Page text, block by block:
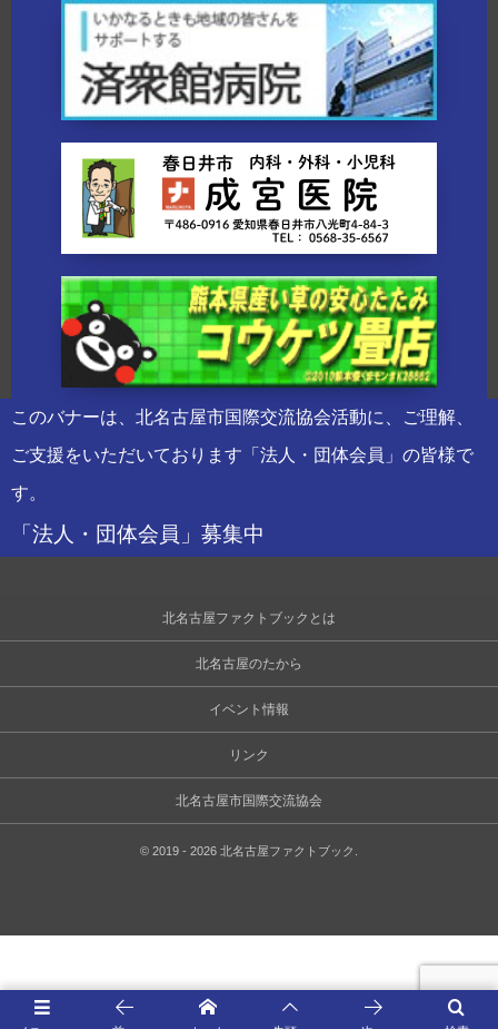
このバナーは、北名古屋市国際交流協会活動に、ご理解、
ご支援をいただいております「法人・団体会員」の皆様で
す。
「法人・団体会員」募集中
北名古屋ファクトブックとは
北名古屋のたから
イベント情報
リンク
北名古屋市国際交流協会
© 2019 - 2026 北名古屋ファクトブック